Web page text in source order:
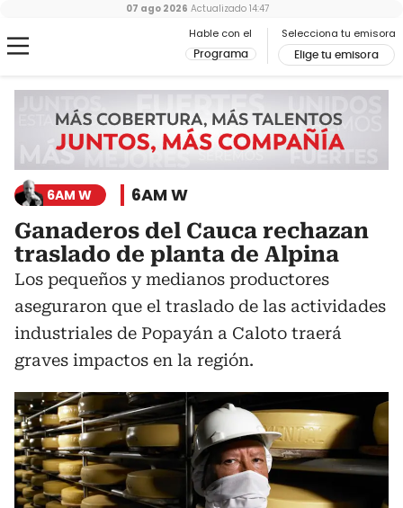
Hable con el
Programa
Selecciona tu emisora
Elige tu emisora
07 ago 2026 Actualizado 14:47
6AM W 6AM W
Ganaderos del Cauca rechazan
traslado de planta de Alpina
Los pequeños y medianos productores
aseguraron que el traslado de las actividades
industriales de Popayán a Caloto traerá
graves impactos en la región.